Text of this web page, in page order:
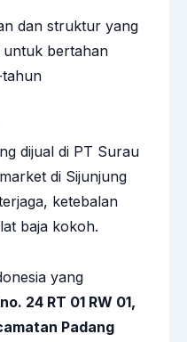
dan struktur yang
untuk bertahan
dijual di PT Surau
di Sijunjung
ketebalan
baja kokoh.
yang
24 RT 01 RW 01,
Padang